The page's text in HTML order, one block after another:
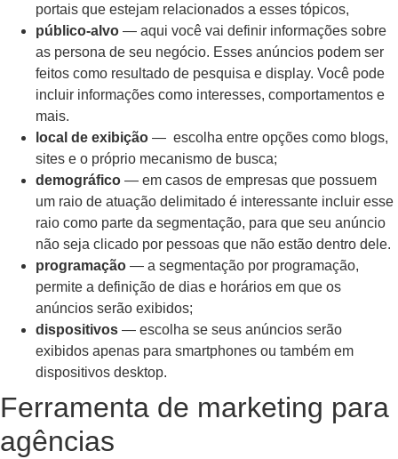
portais que estejam relacionados a esses tópicos,
público-alvo — aqui você vai definir informações sobre
as persona de seu negócio. Esses anúncios podem ser
feitos como resultado de pesquisa e display. Você pode
incluir informações como interesses, comportamentos e
mais.
local de exibição — escolha entre opções como blogs,
sites e o próprio mecanismo de busca;
demográfico — em casos de empresas que possuem
um raio de atuação delimitado é interessante incluir esse
raio como parte da segmentação, para que seu anúncio
não seja clicado por pessoas que não estão dentro dele.
programação — a segmentação por programação,
permite a definição de dias e horários em que os
anúncios serão exibidos;
dispositivos — escolha se seus anúncios serão
exibidos apenas para smartphones ou também em
dispositivos desktop.
Ferramenta de marketing para
agências